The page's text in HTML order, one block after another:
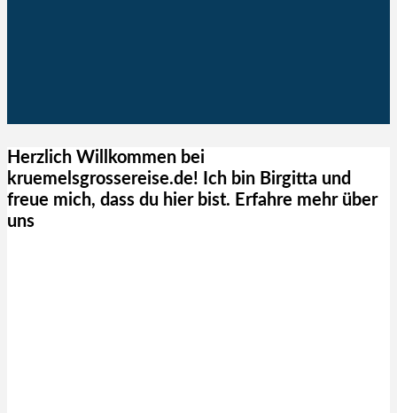
Herzlich Willkommen bei
kruemelsgrossereise.de! Ich bin Birgitta und
freue mich, dass du hier bist. Erfahre mehr über
uns